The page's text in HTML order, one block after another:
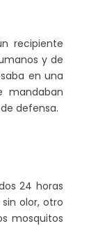
recipiente
y de
en una
mandaban
defensa.
24 horas
olor, otro
mosquitos